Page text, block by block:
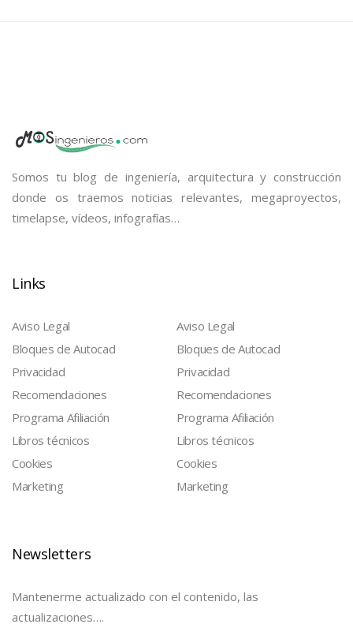
Somos tu blog de ingeniería, arquitectura y construcción
donde os traemos noticias relevantes, megaproyectos,
timelapse, vídeos, infografías…
Links
Aviso Legal
Aviso Legal
Bloques de Autocad
Bloques de Autocad
Privacidad
Privacidad
Recomendaciones
Recomendaciones
Programa Afiliación
Programa Afiliación
Libros técnicos
Libros técnicos
Cookies
Cookies
Marketing
Marketing
Newsletters
Mantenerme actualizado con el contenido, las
actualizaciones….